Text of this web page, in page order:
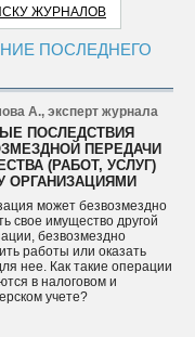
ЖУРНАЛОВ
ПОСЛЕДНЕГО
А., эксперт журнала
ПОСЛЕДСТВИЯ
ПЕРЕДАЧИ
(РАБОТ, УСЛУГ)
ОРГАНИЗАЦИЯМИ
может безвозмездно
свое имущество другой
безвозмездно
работы или оказать
нее. Как такие операции
в налоговом и
учете?